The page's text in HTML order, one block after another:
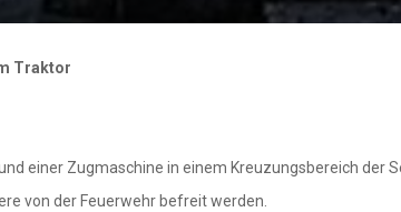
Traktor
einer Zugmaschine in einem Kreuzungsbereich der
von der Feuerwehr befreit werden.